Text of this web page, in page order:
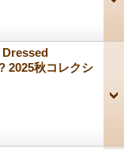
Dressed
2025秋コレクシ